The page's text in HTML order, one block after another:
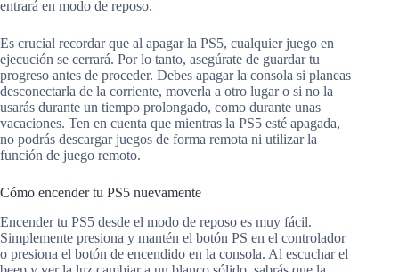
entrará en modo de reposo.
Es crucial recordar que al apagar la PS5, cualquier juego en
ejecución se cerrará. Por lo tanto, asegúrate de guardar tu
progreso antes de proceder. Debes apagar la consola si planeas
desconectarla de la corriente, moverla a otro lugar o si no la
usarás durante un tiempo prolongado, como durante unas
vacaciones. Ten en cuenta que mientras la PS5 esté apagada,
no podrás descargar juegos de forma remota ni utilizar la
función de juego remoto.
Cómo encender tu PS5 nuevamente
Encender tu PS5 desde el modo de reposo es muy fácil.
Simplemente presiona y mantén el botón PS en el controlador
o presiona el botón de encendido en la consola. Al escuchar el